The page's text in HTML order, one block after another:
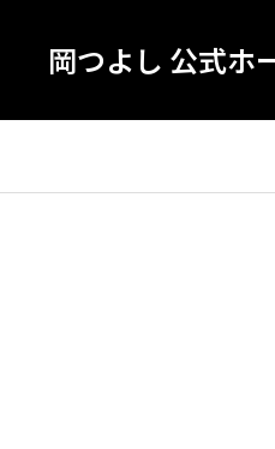
岡つよし 公式ホ